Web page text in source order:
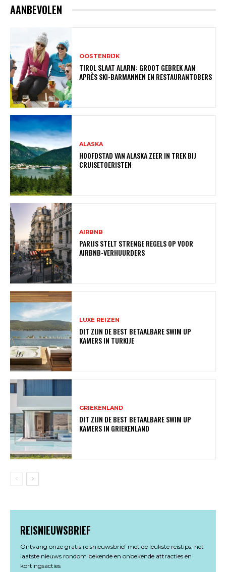
AANBEVOLEN
OOSTENRIJK
TIROL SLAAT ALARM: GROOT GEBREK AAN
APRÈS SKI-BARMANNEN EN RESTAURANTOBERS
ALASKA
HOOFDSTAD VAN ALASKA ZEER IN TREK BIJ
CRUISETOERISTEN
AIRBNB
PARIJS STELT STRENGE REGELS OP VOOR
AIRBNB-VERHUURDERS
LUXE REIZEN
DIT ZIJN DE BEST BETAALBARE SWIM UP
KAMERS IN TURKIJE
GRIEKENLAND
DIT ZIJN DE BEST BETAALBARE SWIM UP
KAMERS IN GRIEKENLAND
REISNIEUWSBRIEF
Ontvang onze gratis reisnieuwsbrief met de leukste reistips, het
laatste nieuws rondom bekende en onbekende attracties en
kortingsacties